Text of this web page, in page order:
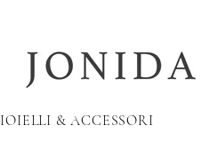
& ACCESSORI